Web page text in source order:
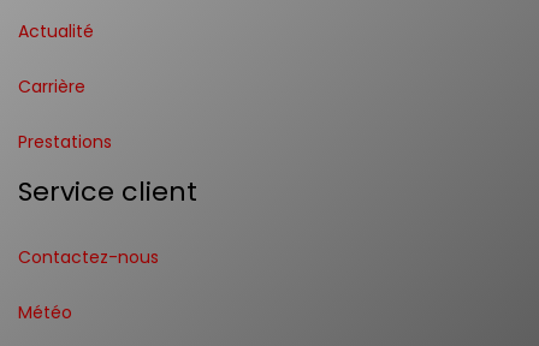
Actualité
Carrière
Prestations
Service client
Contactez-nous
Météo